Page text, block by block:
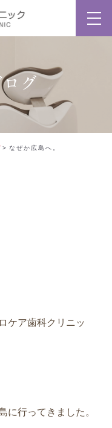
グ
なぜか広島へ。
ケア歯科クリニッ
に行ってきました。